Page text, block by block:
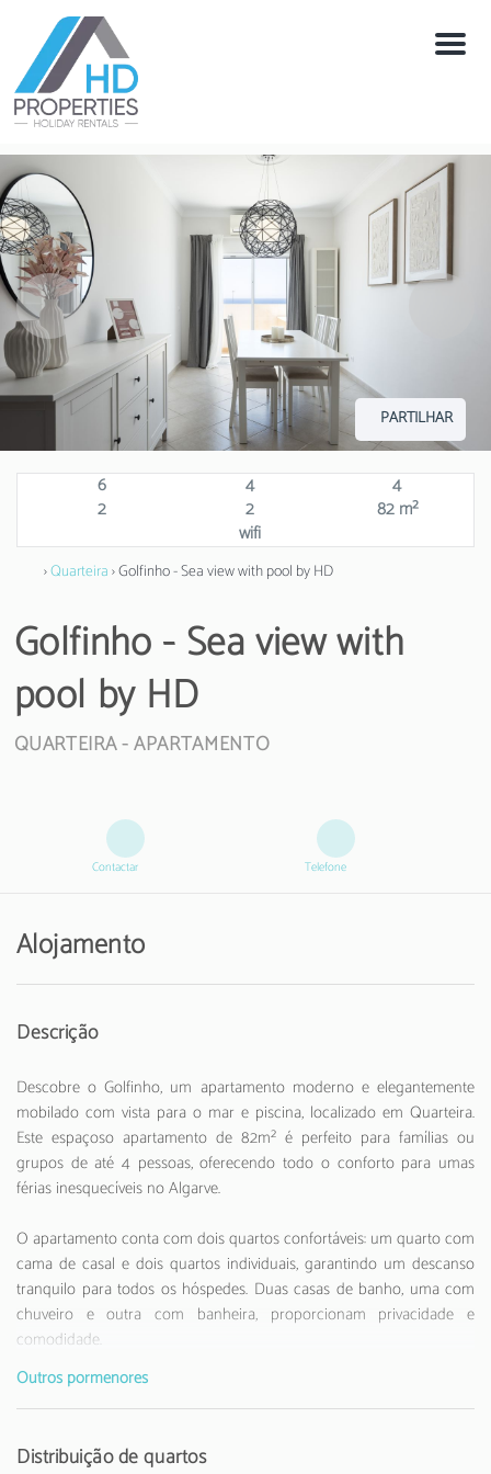
Menú
PARTILHAR
6 4
4
2
2
82 m²
wifi
›Quarteira› Golfinho - Sea view with pool by HD
Golfinho - Sea view with
pool by HD
QUARTEIRA -APARTAMENTO
Contactar Telefone
Alojamento
Descrição
Descobre o Golfinho, um apartamento moderno e elegantemente
mobilado com vista para o mar e piscina, localizado em Quarteira.
Este espaçoso apartamento de 82m² é perfeito para famílias ou
grupos de até 4 pessoas, oferecendo todo o conforto para umas
férias inesquecíveis no Algarve.
O apartamento conta com dois quartos confortáveis: um quarto com
cama de casal e dois quartos individuais, garantindo um descanso
tranquilo para todos os hóspedes. Duas casas de banho, uma com
chuveiro e outra com banheira, proporcionam privacidade e
comodidade.
A cozinha totalmente equipada é um verdadeiro ponto forte, com
todos os eletrodomésticos necessários para preparar refeições
forno, micro-ondas, torradeira, máquina de café e muito mais. A área
Outros pormenores
Distribuição de quartos